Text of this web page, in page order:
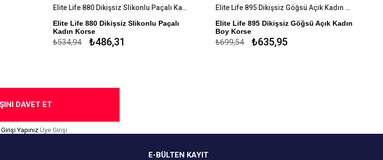
%1
Elite Life 880 Dikişsiz Slikonlu Paçalı Kadın Korse
Elite Life 880 Dikişsiz Slikonlu Paçalı
Kadın Korse
%85 Mikroelyaf Polyemid %14 Elastan %1
Toparlayıcı
Antimicrobial
₺486,31
₺534,94
Elite Life 895 Dikişsiz Göğsü Açık Kadın Boy Korse
Elite Life 895 Dikişsiz Göğsü Açık Kadın
Boy Korse
%75 Mikroelyaf Poliamid %25 Elastan
₺635,95
₺699,54
DAVET ET
Yapınız Üye Girişi
E-BÜLTEN KAYIT